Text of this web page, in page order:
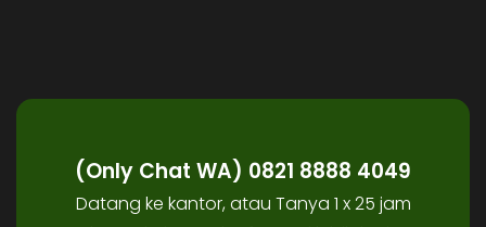
(Only Chat WA) 0821 8888 4049
Datang ke kantor, atau Tanya 1 x 25 jam